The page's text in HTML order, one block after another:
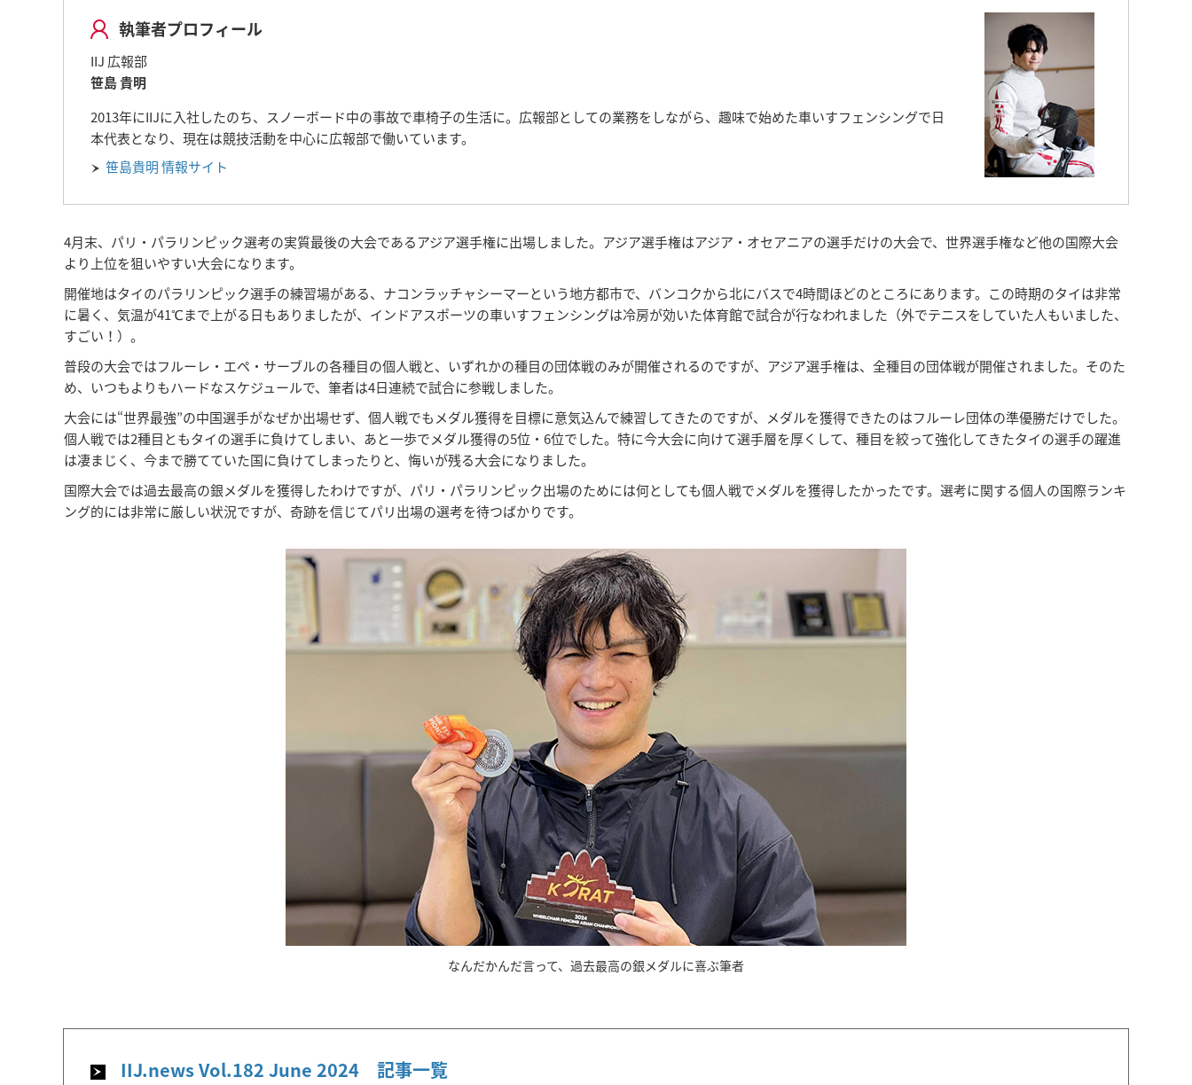
執筆者プロフィール
IIJ 広報部
笹島 貴明
2013年にIIJに入社したのち、スノーボード中の事故で車椅子の生活に。広報部としての業務をしながら、趣味で始めた車いすフェンシングで日
本代表となり、現在は競技活動を中心に広報部で働いています。
笹島貴明 情報サイト
4月末、パリ・パラリンピック選考の実質最後の大会であるアジア選手権に出場しました。アジア選手権はアジア・オセアニアの選手だけの大会で、世界選手権など他の国際大会
より上位を狙いやすい大会になります。
開催地はタイのパラリンピック選手の練習場がある、ナコンラッチャシーマーという地方都市で、バンコクから北にバスで4時間ほどのところにあります。この時期のタイは非常
に暑く、気温が41℃まで上がる日もありましたが、インドアスポーツの車いすフェンシングは冷房が効いた体育館で試合が行なわれました（外でテニスをしていた人もいました、
すごい！）。
普段の大会ではフルーレ・エペ・サーブルの各種目の個人戦と、いずれかの種目の団体戦のみが開催されるのですが、アジア選手権は、全種目の団体戦が開催されました。そのた
め、いつもよりもハードなスケジュールで、筆者は4日連続で試合に参戦しました。
大会には“世界最強”の中国選手がなぜか出場せず、個人戦でもメダル獲得を目標に意気込んで練習してきたのですが、メダルを獲得できたのはフルーレ団体の準優勝だけでした。
個人戦では2種目ともタイの選手に負けてしまい、あと一歩でメダル獲得の5位・6位でした。特に今大会に向けて選手層を厚くして、種目を絞って強化してきたタイの選手の躍進
は凄まじく、今まで勝てていた国に負けてしまったりと、悔いが残る大会になりました。
国際大会では過去最高の銀メダルを獲得したわけですが、パリ・パラリンピック出場のためには何としても個人戦でメダルを獲得したかったです。選考に関する個人の国際ランキ
ング的には非常に厳しい状況ですが、奇跡を信じてパリ出場の選考を待つばかりです。
なんだかんだ言って、過去最高の銀メダルに喜ぶ筆者
IIJ.news Vol.182 June 2024 記事一覧